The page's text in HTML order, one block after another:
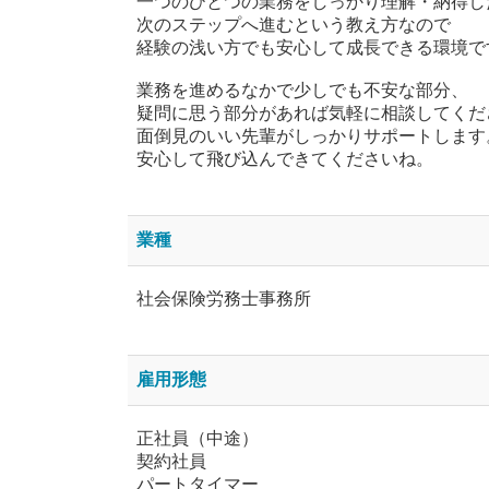
次のステップへ進むという教え方なので
経験の浅い方でも安心して成長できる環境で
業務を進めるなかで少しでも不安な部分、
疑問に思う部分があれば気軽に相談してくだ
面倒見のいい先輩がしっかりサポートします
安心して飛び込んできてくださいね。
業種
社会保険労務士事務所
雇用形態
正社員（中途）
契約社員
パートタイマー